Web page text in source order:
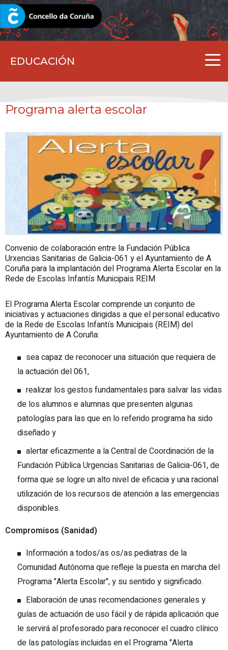
EDUCACIÓN
CORUNA.GAL
Programa alerta escolar
Convenio de colaboración entre la Fundación Pública
Urxencias Sanitarias de Galicia-061 y el Ayuntamiento de A
Coruña para la implantación del Programa Alerta Escolar en la
Rede de Escolas Infantís Municipais REIM
El Programa Alerta Escolar comprende un conjunto de
iniciativas y actuaciones dirigidas a que el personal educativo
de la Rede de Escolas Infantís Municipais (REIM) del
Ayuntamiento de A Coruña:
sea capaz de reconocer una situación que requiera de
la actuación del 061,
realizar los gestos fundamentales para salvar las vidas
de los alumnos e alumnas que presenten algunas
patologías para las que en lo referido programa ha sido
diseñado y
alertar eficazmente a la Central de Coordinación de la
Fundación Pública Urgencias Sanitarias de Galicia-061, de
forma que se logre un alto nivel de eficacia y una racional
utilización de los recursos de atención a las emergencias
disponibles.
Compromisos (Sanidad)
Información a todos/as os/as pediatras de la
Comunidad Autónoma que refleje la puesta en marcha del
Programa "Alerta Escolar", y su sentido y significado.
Elaboración de unas recomendaciones generales y
guías de actuación de uso fácil y de rápida aplicación que
le servirá al profesorado para reconocer el cuadro clínico
de las patologías incluidas en el Programa "Alerta